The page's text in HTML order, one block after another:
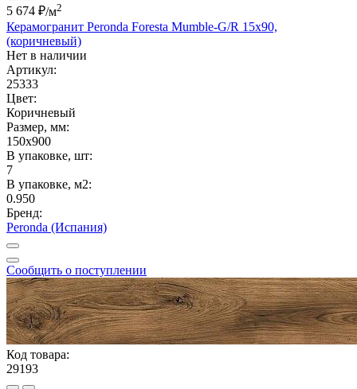
5 674 ₽/м2
Керамогранит Peronda Foresta Mumble-G/R 15x90,
(коричневый)
Нет в наличии
Артикул:
25333
Цвет:
Коричневый
Размер, мм:
150x900
В упаковке, шт:
7
В упаковке, м2:
0.950
Бренд:
Peronda (Испания)
Сообщить о поступлении
Код товара:
29193